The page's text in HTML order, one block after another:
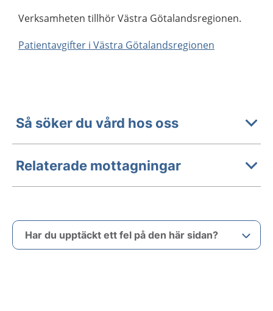
Verksamheten tillhör Västra Götalandsregionen.
Patientavgifter i Västra Götalandsregionen
Så söker du vård hos oss
Relaterade mottagningar
Har du upptäckt ett fel på den här sidan?